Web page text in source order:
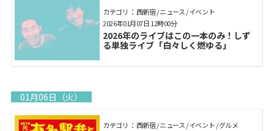
カテゴリ： 西新宿 / ニュース / イベント
2026年のライブはこの一本のみ！しず
る単独ライブ「白々しく燃ゆる」
2026年01月07日 12時00分
01月06日（火）
カテゴリ： 西新宿 / ニュース / イベント / グルメ